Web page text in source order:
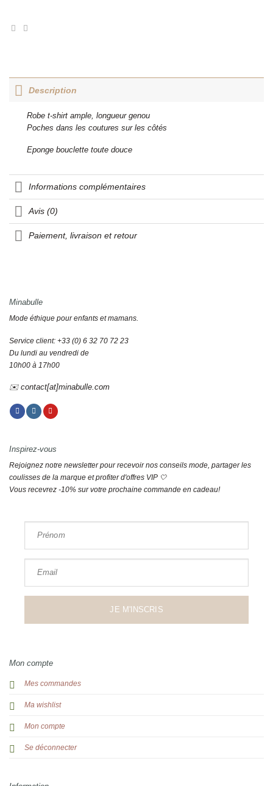
Description
Robe t-shirt ample, longueur genou
Poches dans les coutures sur les côtés
Eponge bouclette toute douce
Informations complémentaires
Avis (0)
Paiement, livraison et retour
Minabulle
Mode éthique pour enfants et mamans.
Service client: +33 (0) 6 32 70 72 23
Du lundi au vendredi de
10h00 à 17h00
✉️ contact[at]minabulle.com
Mon compte
Mes commandes
Ma wishlist
Mon compte
Se déconnecter
Inspirez-vous
Rejoignez notre newsletter pour recevoir nos conseils mode, partager les
coulisses de la marque et profiter d'offres VIP 🤍
Vous recevrez -10% sur votre prochaine commande en cadeau!
Prénom
Email
JE M'INSCRIS